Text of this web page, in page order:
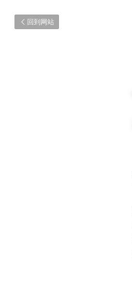
回到网站